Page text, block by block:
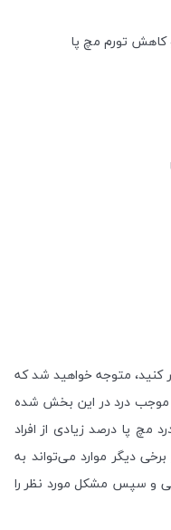
کاهش تورم مچ پا
کنید، متوجه خواهید شد که
موجب درد در این بخش شده
پا درصد زیادی از افراد
دیگر موارد می‌تواند به
و سپس مشکل مورد نظر را